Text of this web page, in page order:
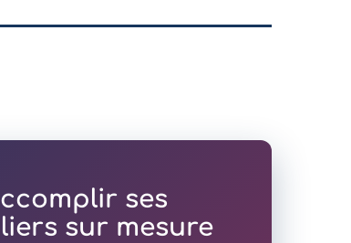
ses
sur mesure